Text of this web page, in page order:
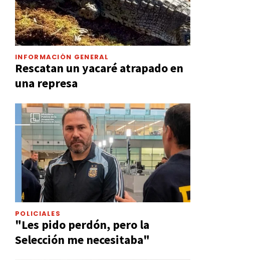
INFORMACIÓN GENERAL
Rescatan un yacaré atrapado en
una represa
POLICIALES
"Les pido perdón, pero la
Selección me necesitaba"